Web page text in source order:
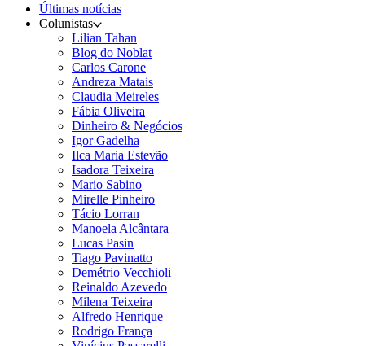
Últimas notícias
Colunistas
Lilian Tahan
Blog do Noblat
Carlos Carone
Andreza Matais
Claudia Meireles
Fábia Oliveira
Dinheiro & Negócios
Igor Gadelha
Ilca Maria Estevão
Isadora Teixeira
Mario Sabino
Mirelle Pinheiro
Tácio Lorran
Manoela Alcântara
Lucas Pasin
Tiago Pavinatto
Demétrio Vecchioli
Reinaldo Azevedo
Milena Teixeira
Alfredo Henrique
Rodrigo França